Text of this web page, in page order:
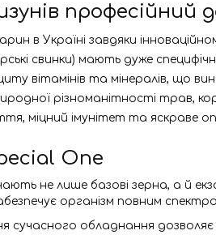
в Україні завдяки
свинки) мають дуже
вітамінів та мінералів, що
різноманітності трав,
міцний імунітет та яскраве
One
не лише базові зерна, а й
організм повним
сучасного обладнання